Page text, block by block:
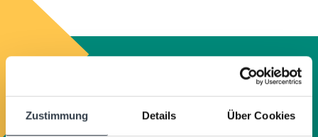
Zustimmung Details Über Cookies
3 nuits dans la catégorie de chambre choisie